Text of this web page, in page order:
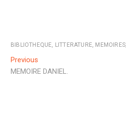
BIBLIOTHEQUE LITTERATURE MEMOIRES
Navigation
de
Previous
post:
MEMOIRE DANIEL.